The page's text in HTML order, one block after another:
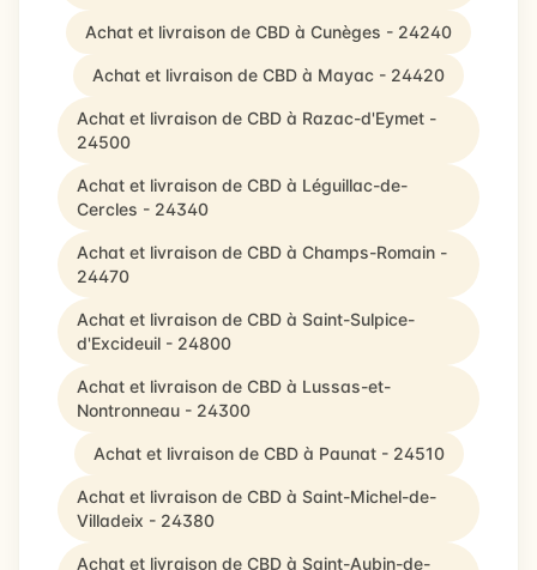
Achat et livraison de CBD à Cunèges - 24240
Achat et livraison de CBD à Mayac - 24420
Achat et livraison de CBD à Razac-d'Eymet -
24500
Achat et livraison de CBD à Léguillac-de-
Cercles - 24340
Achat et livraison de CBD à Champs-Romain -
24470
Achat et livraison de CBD à Saint-Sulpice-
d'Excideuil - 24800
Achat et livraison de CBD à Lussas-et-
Nontronneau - 24300
Achat et livraison de CBD à Paunat - 24510
Achat et livraison de CBD à Saint-Michel-de-
Villadeix - 24380
Achat et livraison de CBD à Saint-Aubin-de-